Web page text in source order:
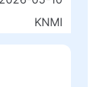
KNMI